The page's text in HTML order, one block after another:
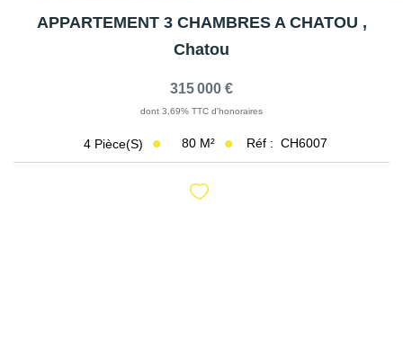
APPARTEMENT 3 CHAMBRES A CHATOU ,
Chatou
315 000 €
dont 3,69% TTC d'honoraires
4 Pièce(s) 80 M² Réf : CH6007